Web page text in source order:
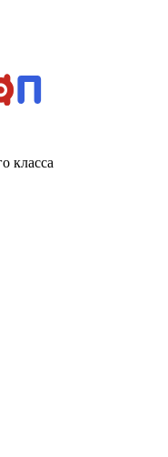
класса